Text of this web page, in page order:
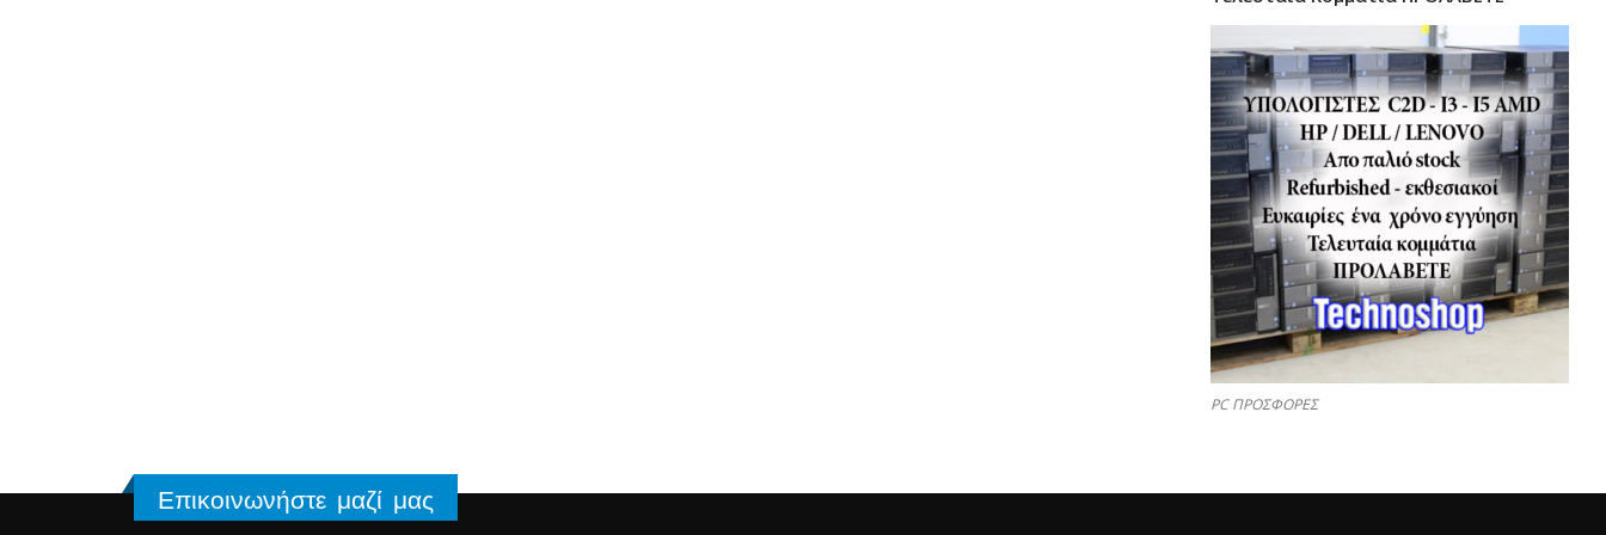
PC ΠΡΟΣΦΟΡΕΣ
Επικοινωνήστε μαζί μας